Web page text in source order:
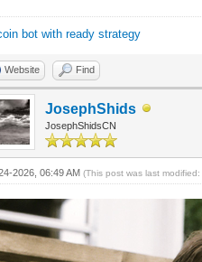
bot with ready strategy
Website Find
JosephShids
JosephShidsCN
2026, 06:49 AM(This post was last